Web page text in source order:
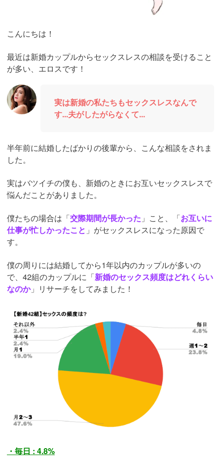
こんにちは！
最近は新婚カップルからセックスレスの相談を受けること
が多い、エロスです！
実は新婚の私たちもセックスレスなんで
す...夫がしたがらなくて...
半年前に結婚したばかりの後輩から、こんな相談をされま
した。
実はバツイチの僕も、新婚のときにお互いセックスレスで
悩んだことがありました。
僕たちの場合は「交際期間が長かった 」こと、「お互いに
仕事が忙しかったこと 」がセックスレスになった原因で
す。
僕の周りには結婚してから1年以内のカップルが多いの
で、42組のカップルに「新婚のセックス頻度はどれくらい
なのか」リサーチをしてみました！
・毎日 : 4.8%